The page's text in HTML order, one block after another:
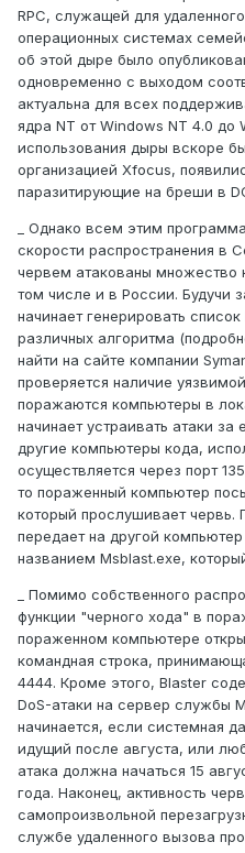
RPC, служащей для
операционных системах
об этой дыре было
одновременно с выходом
актуальна для всех
ядра NT от Windows NT 4.0 до
использования дыры вскоре
организацией Xfocus,
паразитирующие на бреши в
_ Однако всем этим
скорости распространения в
червем атакованы
том числе и в России. Будучи
начинает генерировать
различных алгоритма
найти на сайте компании
проверяется наличие
поражаются компьютеры в
начинает устраивать атаки
другие компьютеры кода,
осуществляется через порт
то пораженный компьютер
который прослушивает червь.
передает на другой
названием Msblast.exe,
_ Помимо собственного
функции "черного хода" в
пораженном компьютере
командная строка,
4444. Кроме этого, Blaster
DoS-атаки на сервер службы
начинается, если системная
идущий после августа, или
атака должна начаться 15
года. Наконец, активность
самопроизвольной
службе удаленного вызова